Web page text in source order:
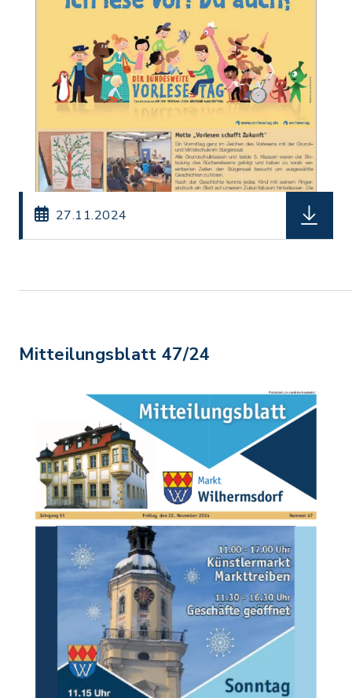
27.11.2024
Mitteilungsblatt 47/24